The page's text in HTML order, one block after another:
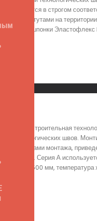
в строгом
институтами на
гидрошпонки
А 500
А 500 - строительная
технологических швов.
со схемами монтажа,
в России. Серия А
А 500 - 500 мм,